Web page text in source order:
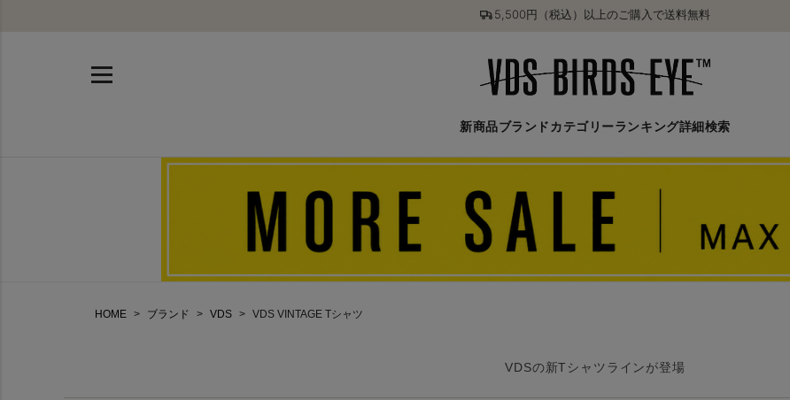
5,500円（税込）以上のご購入で送料無料
新商品ブランド カテゴリーランキング詳細検索
HOME ブランド VDS VDS VINTAGE Tシャツ
VDSの新Tシャツラインが登場